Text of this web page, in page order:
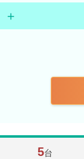
5台